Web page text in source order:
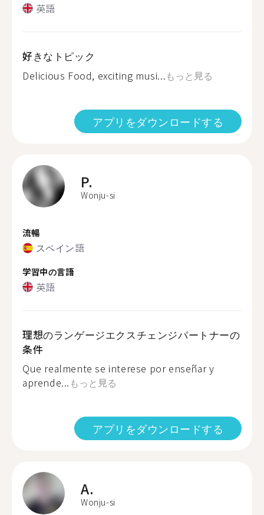
英語
好きなトピック
Delicious Food, exciting musi...もっと見る
アプリをダウンロードする
P.
Wonju-si
流暢
スペイン語
学習中の言語
英語
理想のランゲージエクスチェンジパートナーの
条件
Que realmente se interese por enseñar y
aprende... もっと見る
アプリをダウンロードする
A.
Wonju-si